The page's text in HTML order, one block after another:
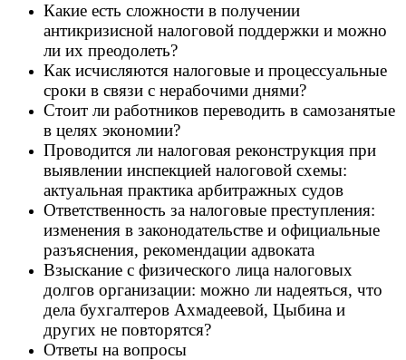
Какие есть сложности в получении
антикризисной налоговой поддержки и можно
ли их преодолеть?
Как исчисляются налоговые и процессуальные
сроки в связи с нерабочими днями?
Стоит ли работников переводить в самозанятые
в целях экономии?
Проводится ли налоговая реконструкция при
выявлении инспекцией налоговой схемы:
актуальная практика арбитражных судов
Ответственность за налоговые преступления:
изменения в законодательстве и официальные
разъяснения, рекомендации адвоката
Взыскание с физического лица налоговых
долгов организации: можно ли надеяться, что
дела бухгалтеров Ахмадеевой, Цыбина и
других не повторятся?
Ответы на вопросы